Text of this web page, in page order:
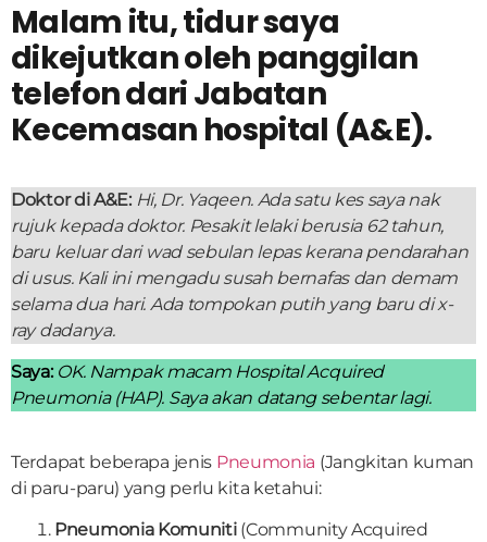
Malam itu, tidur saya
dikejutkan oleh panggilan
telefon dari Jabatan
Kecemasan hospital (A&E).
Doktor di A&E: Hi, Dr. Yaqeen. Ada satu kes saya nak
rujuk kepada doktor. Pesakit lelaki berusia 62 tahun,
baru keluar dari wad sebulan lepas kerana pendarahan
di usus. Kali ini mengadu susah bernafas dan demam
selama dua hari. Ada tompokan putih yang baru di x-
ray dadanya.
Saya: OK. Nampak macam Hospital Acquired
Pneumonia (HAP). Saya akan datang sebentar lagi.
Terdapat beberapa jenis Pneumonia (Jangkitan kuman
di paru-paru) yang perlu kita ketahui:
Pneumonia Komuniti (Community Acquired